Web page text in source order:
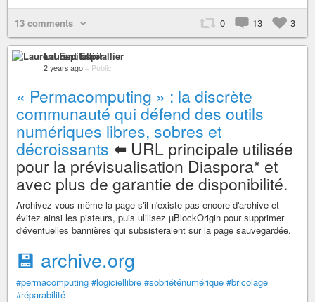
13 comments 0 13 3
Laurent Espitallier
2 years ago – Public
« Permacomputing » : la discrète
communauté qui défend des outils
numériques libres, sobres et
décroissants ⬅️ URL principale utilisée
pour la prévisualisation Diaspora* et
avec plus de garantie de disponibilité.
Archivez vous même la page s'il n'existe pas encore d'archive et
évitez ainsi les pisteurs, puis ulilisez µBlockOrigin pour supprimer
d'éventuelles bannières qui subsisteraient sur la page sauvegardée.
💾 archive.org
#permacomputing #logiciellibre #sobriéténumérique #bricolage
#réparabilité